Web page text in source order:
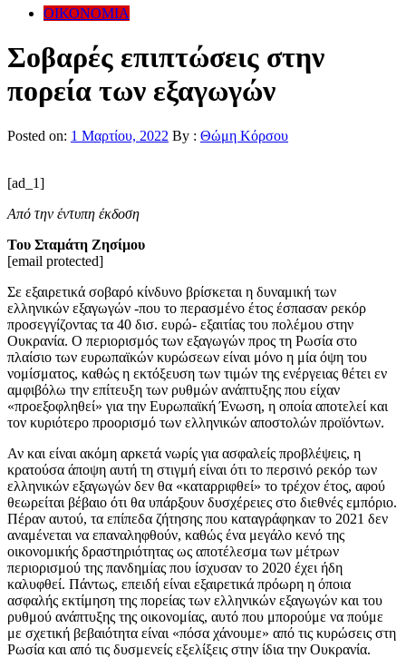
ΟΙΚΟΝΟΜΙΑ
Σοβαρές επιπτώσεις στην
πορεία των εξαγωγών
Posted on: 1 Μαρτίου, 2022 By : Θώμη Κόρσου
[ad_1]
Από την έντυπη έκδοση
Του Σταμάτη Ζησίμου
[email protected]
Σε εξαιρετικά σοβαρό κίνδυνο βρίσκεται η δυναμική των
ελληνικών εξαγωγών -που το περασμένο έτος έσπασαν ρεκόρ
προσεγγίζοντας τα 40 δισ. ευρώ- εξαιτίας του πολέμου στην
Ουκρανία. Ο περιορισμός των εξαγωγών προς τη Ρωσία στο
πλαίσιο των ευρωπαϊκών κυρώσεων είναι μόνο η μία όψη του
νομίσματος, καθώς η εκτόξευση των τιμών της ενέργειας θέτει εν
αμφιβόλω την επίτευξη των ρυθμών ανάπτυξης που είχαν
«προεξοφληθεί» για την Ευρωπαϊκή Ένωση, η οποία αποτελεί και
τον κυριότερο προορισμό των ελληνικών αποστολών προϊόντων.
Αν και είναι ακόμη αρκετά νωρίς για ασφαλείς προβλέψεις, η
κρατούσα άποψη αυτή τη στιγμή είναι ότι το περσινό ρεκόρ των
ελληνικών εξαγωγών δεν θα «καταρριφθεί» το τρέχον έτος, αφού
θεωρείται βέβαιο ότι θα υπάρξουν δυσχέρειες στο διεθνές εμπόριο.
Πέραν αυτού, τα επίπεδα ζήτησης που καταγράφηκαν το 2021 δεν
αναμένεται να επαναληφθούν, καθώς ένα μεγάλο κενό της
οικονομικής δραστηριότητας ως αποτέλεσμα των μέτρων
περιορισμού της πανδημίας που ίσχυσαν το 2020 έχει ήδη
καλυφθεί. Πάντως, επειδή είναι εξαιρετικά πρόωρη η όποια
ασφαλής εκτίμηση της πορείας των ελληνικών εξαγωγών και του
ρυθμού ανάπτυξης της οικονομίας, αυτό που μπορούμε να πούμε
με σχετική βεβαιότητα είναι «πόσα χάνουμε» από τις κυρώσεις στη
Ρωσία και από τις δυσμενείς εξελίξεις στην ίδια την Ουκρανία.